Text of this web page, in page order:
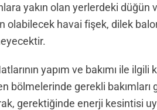
yakın olan yerlerdeki
olabilecek havai fişek, dilek
yapım ve bakımı ile
bölmelerinde gerekli bakımları
gerektiğinde enerji kesintisi